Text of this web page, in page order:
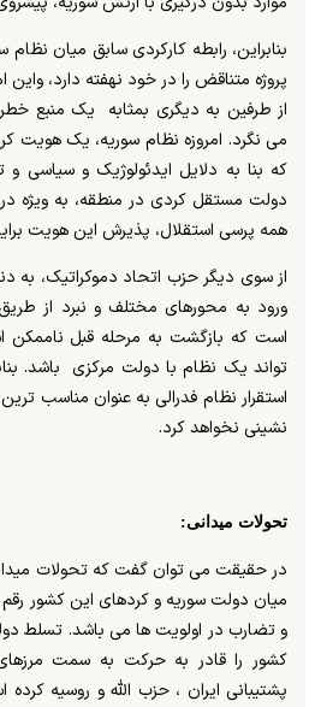
بنابراین، رابطه کارکردی سابق میان
پروژه متناقض را در خود نهفته دارد،
از طرفین به دیگری بمثابه یک منبع
می نگرد. امروزه نظام سوریه، یک هویت
که بنا به دلایل ایدئولوژیک و
دولت مستقل کردی در منطقه، به ویژه در
همه پرسی استقلال، پذیرش این هویت
از سوی دیگر حزب اتحاد دموکراتیک، به
ورود به محورهای مختلف و نبرد از
است که بازگشت به مرحله قبل
تواند یک نظام با دولت مرکزی باشد.
استقرار نظام فدرالی به عنوان مناسب
نشینی نخواهد کرد.
تحولات میدانی:
در حقیقت می توان گفت که تحولات
میان دولت سوریه و کردهای این کشور
و تضارب در اولویت ها می باشد. تسلط
کشور را قادر به حرکت به سمت
پشتیبانی ایران ، حزب الله و روسیه